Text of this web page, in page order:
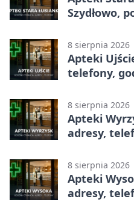
Szydłowo,
8 sierpnia 2026
Apteki
telefony,
8 sierpnia 2026
Apteki
adresy,
8 sierpnia 2026
Apteki
adresy,